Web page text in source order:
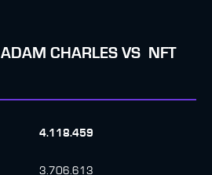
ADAM CHARLES VS
NFT
4.118.459
3.706.613